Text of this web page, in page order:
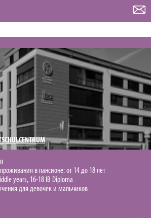
в пансионе: от 14 до 18 лет
years, 16-18 IB Diploma
для девочек и мальчиков